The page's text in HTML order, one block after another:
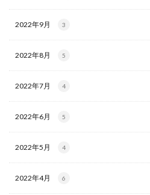
2022年9月 3
2022年8月 5
2022年7月 4
2022年6月 5
2022年5月 4
2022年4月 6